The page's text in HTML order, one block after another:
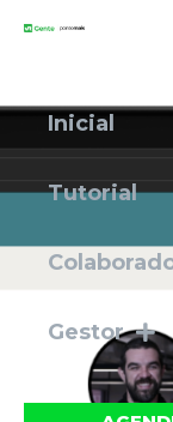
Inicial
Tutorial
Gestor